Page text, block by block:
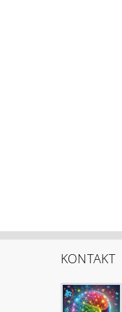
KONTAKT